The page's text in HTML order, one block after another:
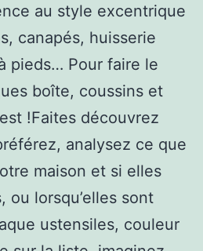
au style excentrique
canapés, huisserie
pieds… Pour faire le
boîte, coussins et
!Faites découvrez
analysez ce que
maison et si elles
ou lorsqu’elles sont
ustensiles, couleur